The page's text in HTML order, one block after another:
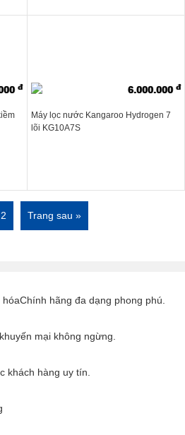
đ 6.000.000 đ
Máy lọc nước Kangaroo Hydrogen 7
lõi KG10A7S
2 Trang sau »
hóaChính hãng đa dạng phong phú.
khuyến mại không ngừng.
khách hàng uy tín.